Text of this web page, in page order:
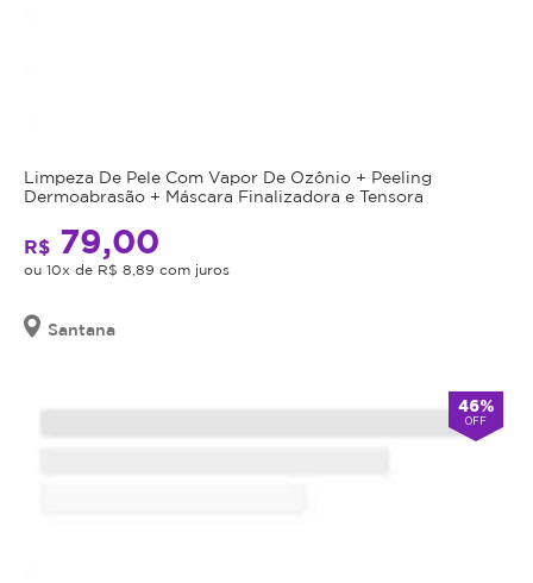
Limpeza De Pele Com Vapor De Ozônio + Peeling
Dermoabrasão + Máscara Finalizadora e Tensora
R$ 79,00
ou 10x de R$ 8,89 com juros
Santana
46%
OFF